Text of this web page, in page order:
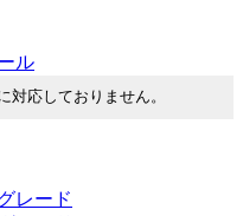
ル
対応しておりません。